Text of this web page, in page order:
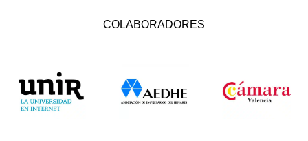
COLABORADORES